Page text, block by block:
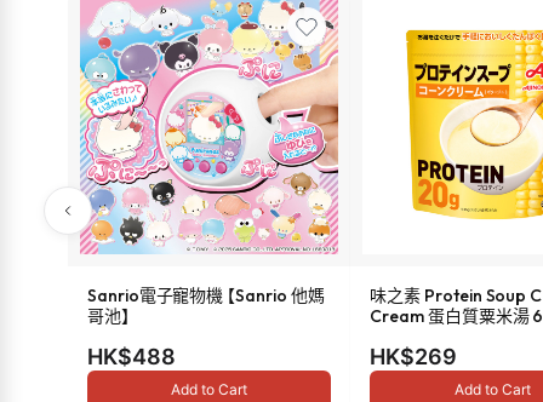
Sanrio電子寵物機 【Sanrio 他媽
哥池】
HK$488
Add to Cart
味之素 Protein Soup
Cream 蛋白質粟米湯
HK$269
Add to Cart